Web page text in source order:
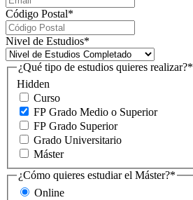
Código Postal*
Nivel de Estudios*
Hidden
¿Qué tipo de estudios quieres realizar?*
Curso
FP Grado Medio o Superior
FP Grado Superior
Grado Universitario
Máster
¿Cómo quieres estudiar el Máster?*
Online